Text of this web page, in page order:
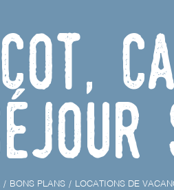
BONS PLANS LOCATIONS DE